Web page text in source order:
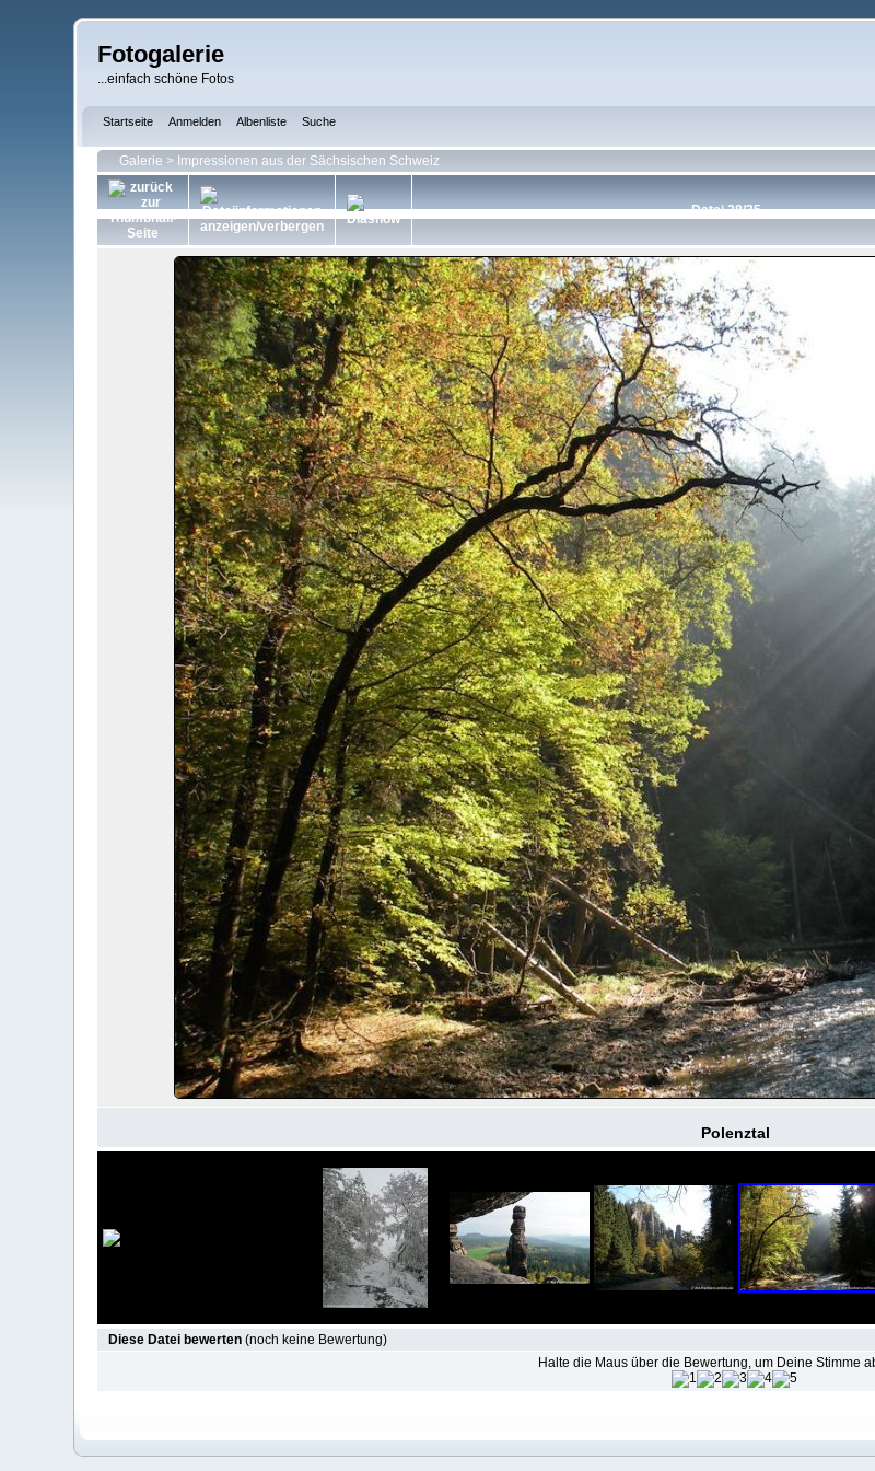
Fotogalerie
...einfach schöne Fotos
Startseite Anmelden Albenliste Suche
Galerie > Impressionen aus der Sächsischen Schweiz
Datei 28/35
Polenztal
Diese Datei bewerten(noch keine Bewertung)
Halte die Maus über die Bewertung, um Deine Stimme